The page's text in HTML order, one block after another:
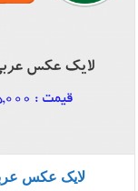
500 لایک عکس